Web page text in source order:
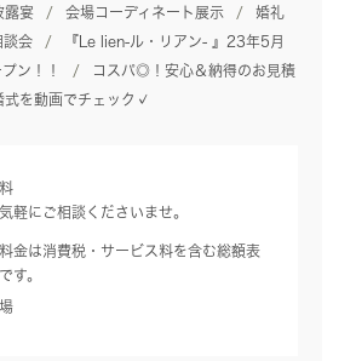
露宴 会場コーディネート展示
婚礼
談会
『Le lien-ル・リアン- 』23年5月
ン！！
コスパ◎！安心＆納得のお見積
式を動画でチェック✓
軽にご相談くださいませ。
金は消費税・サービス料を含む総額表
す。